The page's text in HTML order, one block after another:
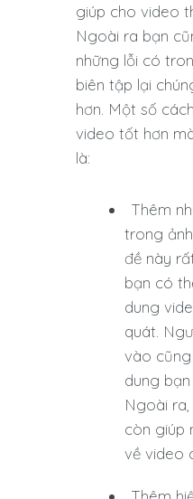
giúp cho video
Ngoài ra bạn
những lỗi có
biên tập lại
hơn. Một số
video tốt hơn
là:
Thêm
trong
đề này
bạn có
dung
quát.
vào
dung bạn
Ngoài
còn giúp
về video